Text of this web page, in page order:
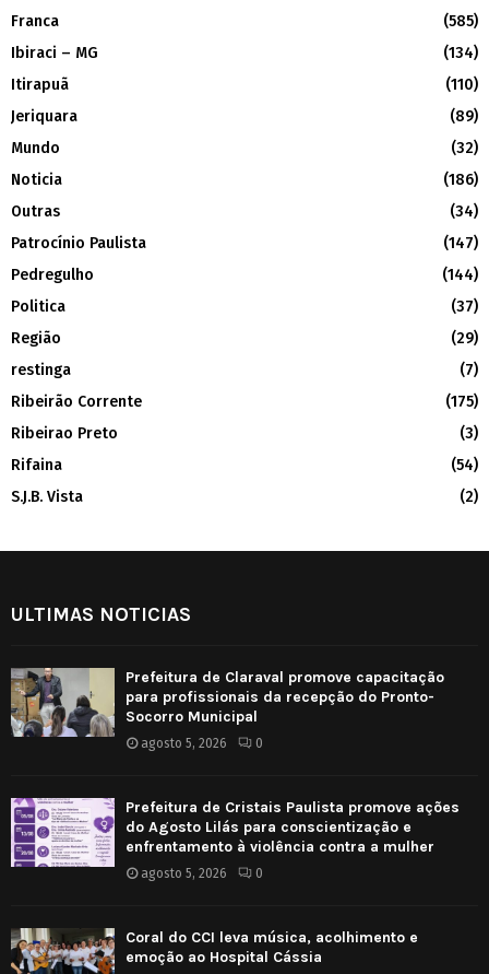
Franca
(585)
Ibiraci – MG
(134)
Itirapuã
(110)
Jeriquara
(89)
Mundo
(32)
Noticia
(186)
Outras
(34)
Patrocínio Paulista
(147)
Pedregulho
(144)
Politica
(37)
Região
(29)
restinga
(7)
Ribeirão Corrente
(175)
Ribeirao Preto
(3)
Rifaina
(54)
S.J.B. Vista
(2)
ULTIMAS NOTICIAS
Prefeitura de Claraval promove capacitação
para profissionais da recepção do Pronto-
Socorro Municipal
agosto 5, 2026 0
Prefeitura de Cristais Paulista promove ações
do Agosto Lilás para conscientização e
enfrentamento à violência contra a mulher
agosto 5, 2026 0
Coral do CCI leva música, acolhimento e
emoção ao Hospital Cássia